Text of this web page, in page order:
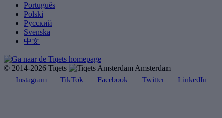
Português
Polski
Русский
Svenska
中文
© 2014-2026 Tiqets
Amsterdam
Instagram
TikTok Facebook Twitter LinkedIn